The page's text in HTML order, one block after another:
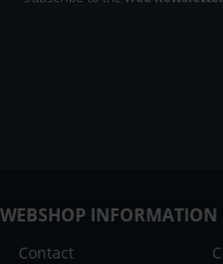
WEBSHOP INFORMATION
Contact